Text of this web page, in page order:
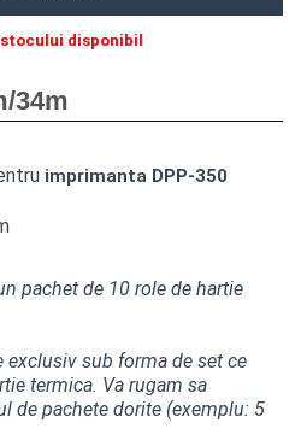
disponibil
34m
imprimanta DPP-350
pachet de 10 role de hartie
sub forma de set ce
termica. Va rugam sa
de pachete dorite (exemplu: 5